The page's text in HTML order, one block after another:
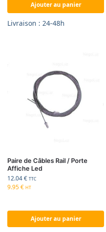
Ajouter au panier
Livraison : 24-48h
Paire de Câbles Rail / Porte
Affiche Led
12.04€ TTC
9.95€ HT
Ajouter au panier